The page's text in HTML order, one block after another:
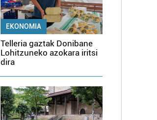
EKONOMIA
Telleria gaztak Donibane
Lohitzuneko azokara iritsi
dira